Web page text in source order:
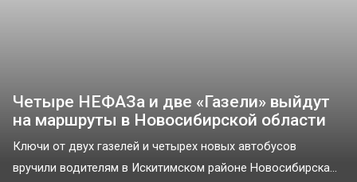
Четыре НЕФАЗа и две «Газели» выйдут
на маршруты в Новосибирской области
Ключи от двух газелей и четырех новых автобусов
вручили водителям в Искитимском районе Новосибирска...